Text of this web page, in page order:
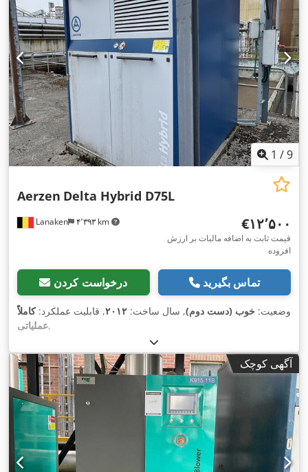
1 /9
Lanaken ۴٬۳۹۳ km
Aerzen Delta Hybrid D75L
‎€۱۲٬۵۰۰
قیمت ثابت به اضافه مالیات بر ارزش
افزوده
درخواست کردن تماس بگیرید
وضعیت: خوب (دست دوم), سال ساخت: ۲۰۱۲, قابلیت عملکرد:کاملاً
عملیاتی,
آگهی کوچک